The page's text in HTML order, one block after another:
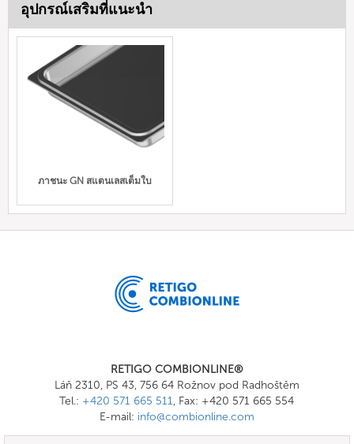
อุปกรณ์เสริมที่แนะนำ
ภาชนะ GN สแตนเลสเต็มใบ
RETIGO COMBIONLINE®
Láň 2310, PS 43, 756 64 Rožnov pod Radhoštěm
Tel.: +420 571 665 511, Fax: +420 571 665 554
E-mail: info@combionline.com